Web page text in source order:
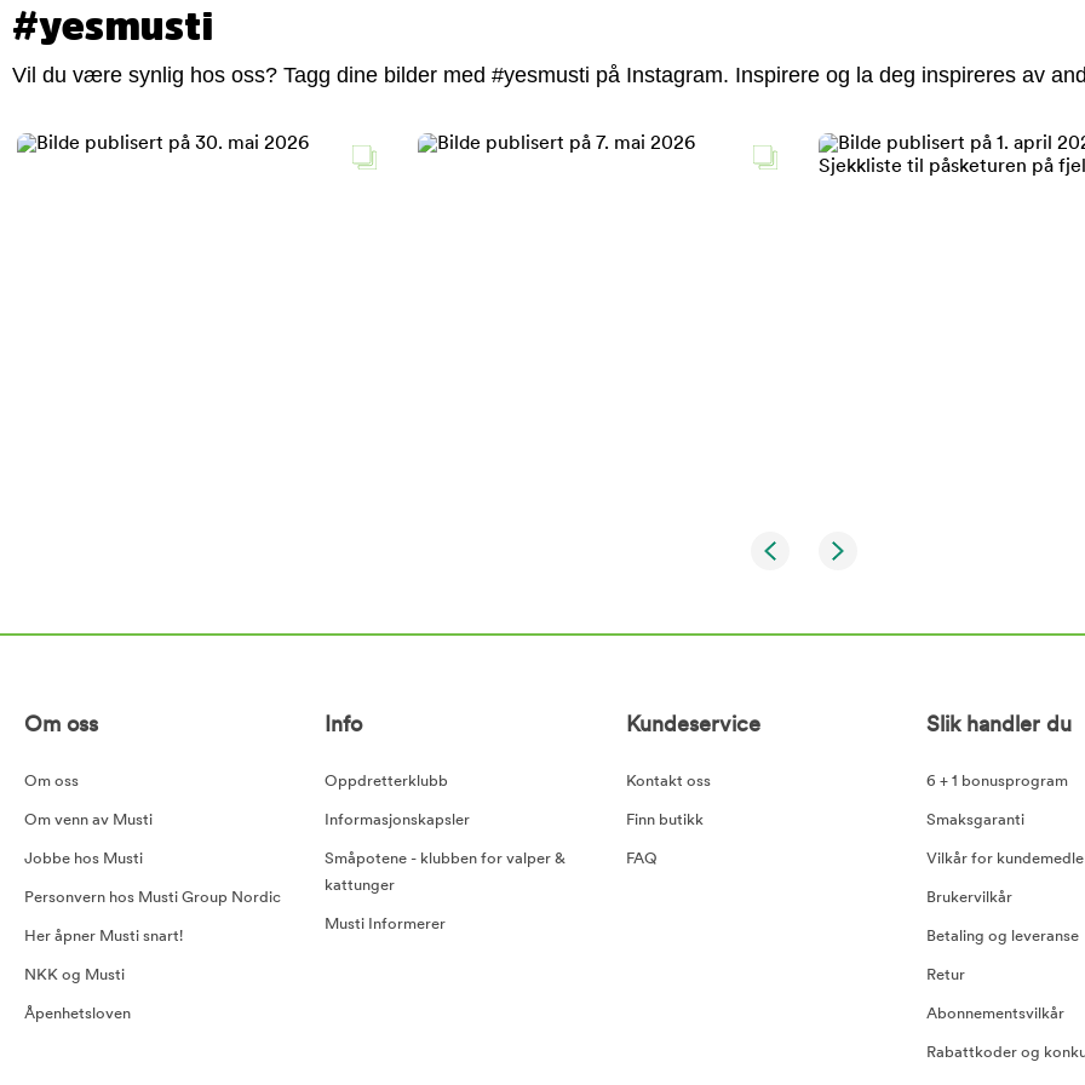
#yesmusti
Vil du være synlig hos oss? Tagg dine bilder med #yesmusti på Instagram. Inspirere og la deg inspireres av
Om oss
Om oss
Om venn av Musti
Jobbe hos Musti
Personvern hos Musti Group Nordic
Her åpner Musti snart!
NKK og Musti
Åpenhetsloven
Info
Oppdretterklubb
Informasjonskapsler
Småpotene - klubben for valper &
kattunger
Musti Informerer
Kundeservice
Kontakt oss
Finn butikk
FAQ
Slik handler du
6 + 1 bonusprogram
Smaksgaranti
Vilkår for
Brukervilkår
Betaling og leveranse
Retur
Abonnementsvilkår
Rabattkoder og